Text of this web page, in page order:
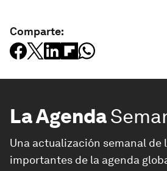
Comparte:
La Agenda
Una actualización semanal de
importantes de la agenda